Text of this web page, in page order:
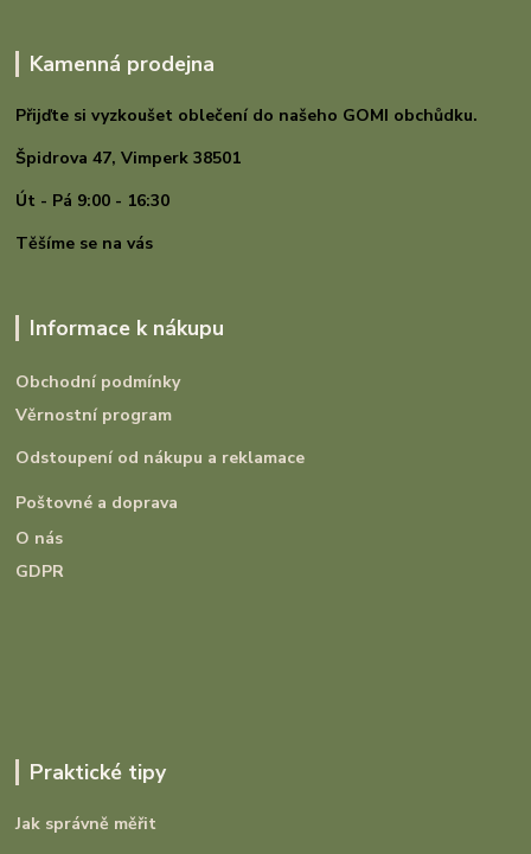
Kamenná prodejna
Přijďte si vyzkoušet oblečení do našeho GOMI obchůdku.
Špidrova 47,Vimperk 38501
Út - Pá 9:00 - 16:30
Těšíme se na vás
Informace k nákupu
Obchodní podmínky
Věrnostní program
Odstoupení od nákupu a reklamace
Poštovné a doprava
O nás
GDPR
Praktické tipy
Jak správně měřit